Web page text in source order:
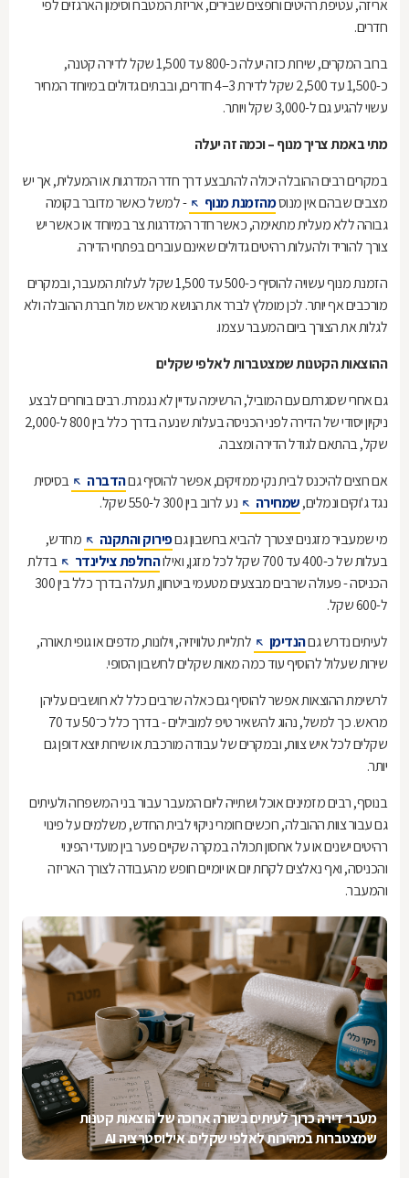
אריזה, עטיפת רהיטים וחפצים שבירים, אריזת המטבח וסימון הארגזים לפי
חדרים.
ברוב המקרים, שירות כזה יעלה כ-800 עד 1,500 שקל לדירה קטנה,
כ-1,500 עד 2,500 שקל לדירת 3–4 חדרים, ובבתים גדולים במיוחד המחיר
עשוי להגיע גם ל-3,000 שקל ויותר.
מתי באמת צריך מנוף – וכמה זה יעלה
במקרים רבים ההובלה יכולה להתבצע דרך חדר המדרגות או המעלית, אך יש
מצבים שבהם אין מנוסמהזמנת מנוף
- למשל כאשר מדובר בקומה
גבוהה ללא מעלית מתאימה, כאשר חדר המדרגות צר במיוחד או כאשר יש
צורך להוריד ולהעלות רהיטים גדולים שאינם עוברים בפתחי הדירה.
הזמנת מנוף עשויה להוסיף כ-500 עד 1,500 שקל לעלות המעבר, ובמקרים
מורכבים אף יותר. לכן מומלץ לברר את הנושא מראש מול חברת ההובלה ולא
לגלות את הצורך ביום המעבר עצמו.
ההוצאות הקטנות שמצטברות לאלפי שקלים
גם אחרי שסגרתם עם המוביל, הרשימה עדיין לא נגמרת. רבים בוחרים לבצע
ניקיון יסודי של הדירה לפני הכניסה בעלות שנעה בדרך כלל בין 800 ל-2,000
שקל, בהתאם לגודל הדירה ומצבה.
אם רוצים להיכנס לבית נקי ממזיקים, אפשר להוסיף גםהדברה
בסיסית
נגד ג'וקים ונמלים,שמחירה
נע לרוב בין 300 ל-550 שקל.
מי שמעביר מזגנים יצטרך להביא בחשבון גםפירוק והתקנה
מחדש,
בעלות של כ-400 עד 700 שקל לכל מזגן, ואילו
החלפת צילינדר
בדלת
הכניסה - פעולה שרבים מבצעים מטעמי ביטחון, תעלה בדרך כלל בין 300
ל-600 שקל.
לעיתים נדרש גםהנדימן
לתליית טלוויזיה, וילונות, מדפים או גופי תאורה,
שירות שעלול להוסיף עוד כמה מאות שקלים לחשבון הסופי.
לרשימת ההוצאות אפשר להוסיף גם כאלה שרבים כלל לא חושבים עליהן
מראש. כך למשל, נהוג להשאיר טיפ למובילים - בדרך כלל כ־50 עד 70
שקלים לכל איש צוות, ובמקרים של עבודה מורכבת או שירות יוצא דופן גם
יותר.
בנוסף, רבים מזמינים אוכל ושתייה ליום המעבר עבור בני המשפחה ולעיתים
גם עבור צוות ההובלה, רוכשים חומרי ניקוי לבית החדש, משלמים על פינוי
רהיטים ישנים או על אחסון תכולה במקרה שקיים פער בין מועדי הפינוי
והכניסה, ואף נאלצים לקחת יום או יומיים חופש מהעבודה לצורך האריזה
והמעבר.
מעבר דירה כרוך לעיתים בשורה ארוכה של הוצאות קטנות
שמצטברות במהירות לאלפי שקלים. אילוסטרציה AI